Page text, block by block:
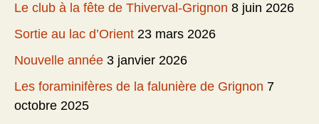
Le club à la fête de Thiverval-Grignon 8 juin 2026
Sortie au lac d’Orient 23 mars 2026
Nouvelle année 3 janvier 2026
Les foraminifères de la falunière de Grignon 7
octobre 2025